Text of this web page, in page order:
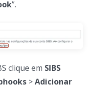
”.
clique em SIBS
>Adicionar